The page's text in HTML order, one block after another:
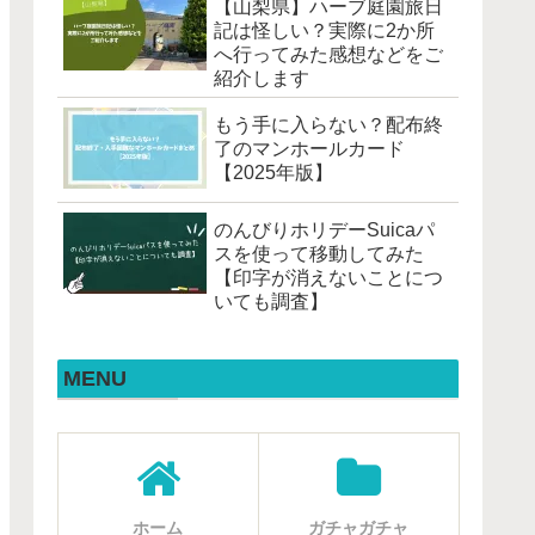
【山梨県】ハーブ庭園旅日
記は怪しい？実際に2か所
へ行ってみた感想などをご
紹介します
もう手に入らない？配布終
了のマンホールカード
【2025年版】
のんびりホリデーSuicaパ
スを使って移動してみた
【印字が消えないことにつ
いても調査】
MENU
ホーム ガチャガチャ